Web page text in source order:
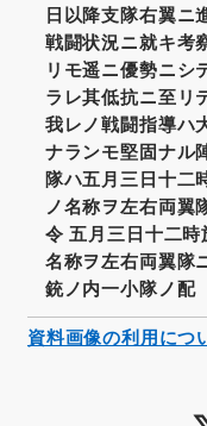
日以降支隊右翼ニ
戦闘状況ニ就キ考
リモ遥ニ優勢ニシ
ラレ其低抗ニ至リ
我レノ戦闘指導ハ
ナランモ堅固ナル
隊ハ五月三日十二
ノ名称ヲ左右両翼
令 五月三日十二時
名称ヲ左右両翼隊
銃ノ内一小隊ノ配
資料画像の利用につ